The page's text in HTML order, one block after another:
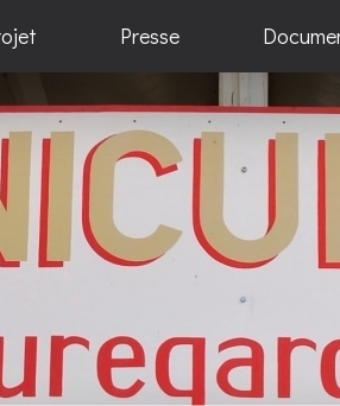
Presse